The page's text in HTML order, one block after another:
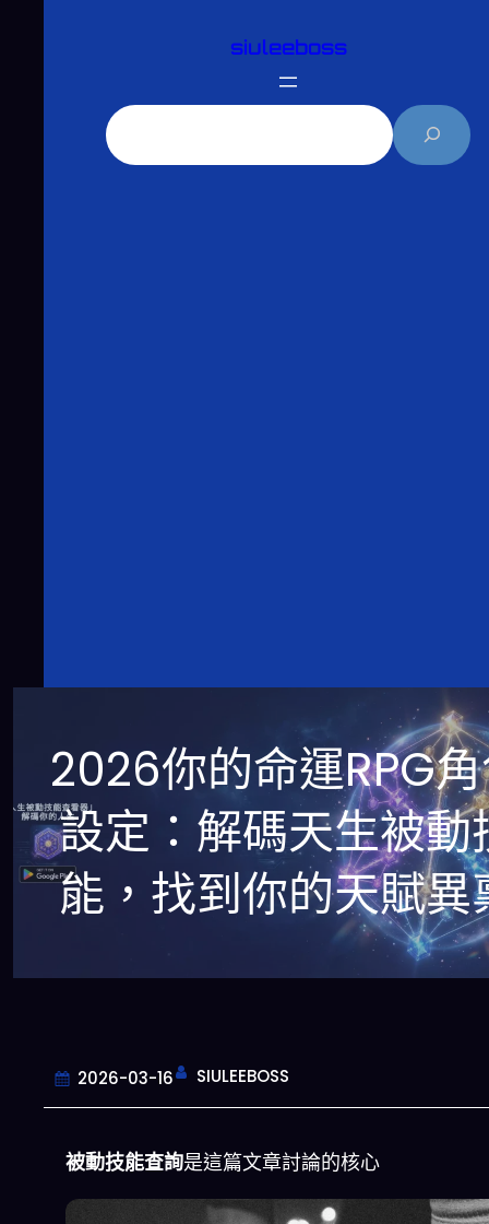
siuleeboss
2026你的命運RPG
設定：解碼天生被動
能，找到你的天賦異
2026-03-16 SIULEEBOSS
被動技能查詢是這篇文章討論的核心